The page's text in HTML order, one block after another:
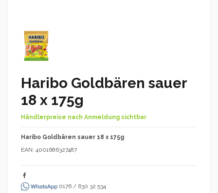
Haribo Goldbären sauer
18 x 175g
Händlerpreise nach Anmeldung sichtbar
Haribo Goldbären sauer 18 x 175g
EAN: 4001686327487
0176 / 630 32 534